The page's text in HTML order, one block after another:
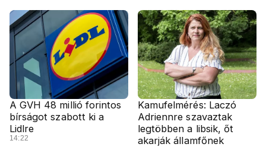
A GVH 48 millió forintos
bírságot szabott ki a
Lidlre
14:22
Kamufelmérés: Laczó
Adriennre szavaztak
legtöbben a libsik, őt
akarják államfőnek